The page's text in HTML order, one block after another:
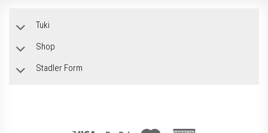
Tuki
Shop
Stadler Form